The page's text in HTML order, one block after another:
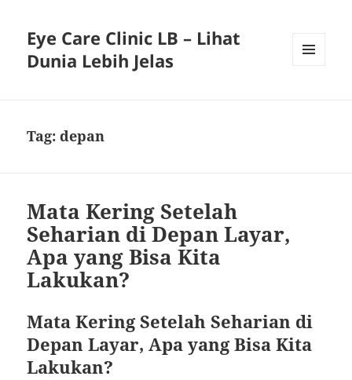
Eye Care Clinic LB – Lihat
Dunia Lebih Jelas
Tag:depan
Mata Kering Setelah
Seharian di Depan Layar,
Apa yang Bisa Kita
Lakukan?
Mata Kering Setelah Seharian di
Depan Layar, Apa yang Bisa Kita
Lakukan?